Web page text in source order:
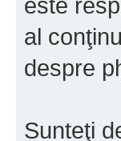
al
despre
Sunteţi